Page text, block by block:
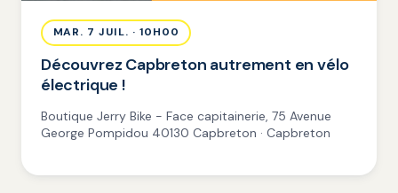
MAR. 7 JUIL. · 10H00
Découvrez Capbreton autrement en vélo
électrique !
Boutique Jerry Bike - Face capitainerie, 75 Avenue
George Pompidou 40130 Capbreton · Capbreton